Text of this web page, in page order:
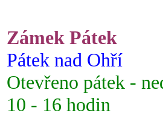
Zámek Pátek
Pátek nad Ohří
Otevřeno pátek -
10 - 16 hodin